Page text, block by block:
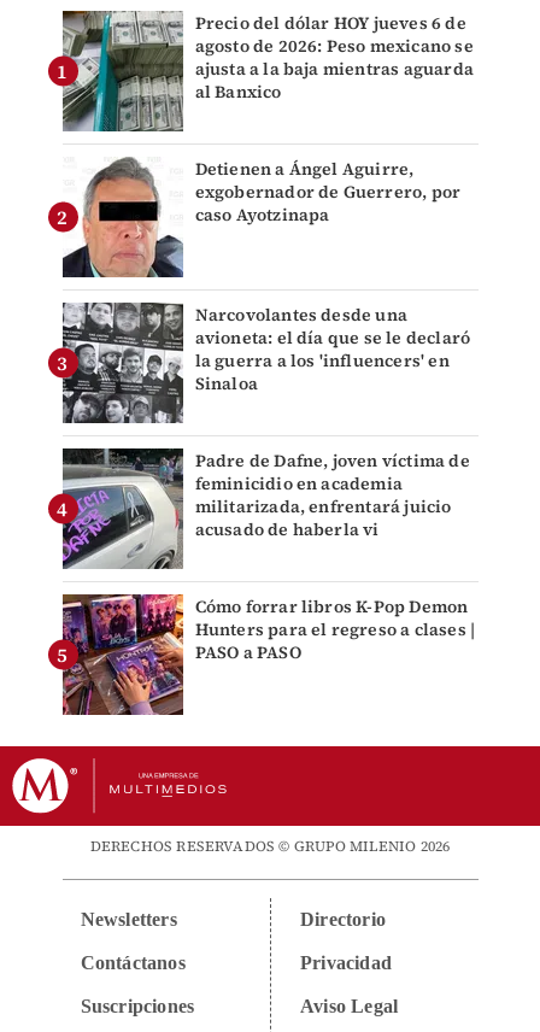
Precio del dólar HOY jueves 6 de
agosto de 2026: Peso mexicano se
ajusta a la baja mientras aguarda
al Banxico
Detienen a Ángel Aguirre,
exgobernador de Guerrero, por
caso Ayotzinapa
Narcovolantes desde una
avioneta: el día que se le declaró
la guerra a los 'influencers' en
Sinaloa
Padre de Dafne, joven víctima de
feminicidio en academia
militarizada, enfrentará juicio
acusado de haberla vi
Cómo forrar libros K-Pop Demon
Hunters para el regreso a clases |
PASO a PASO
DERECHOS RESERVADOS © GRUPO MILENIO 2026
Newsletters
Contáctanos
Suscripciones
Directorio
Privacidad
Aviso Legal